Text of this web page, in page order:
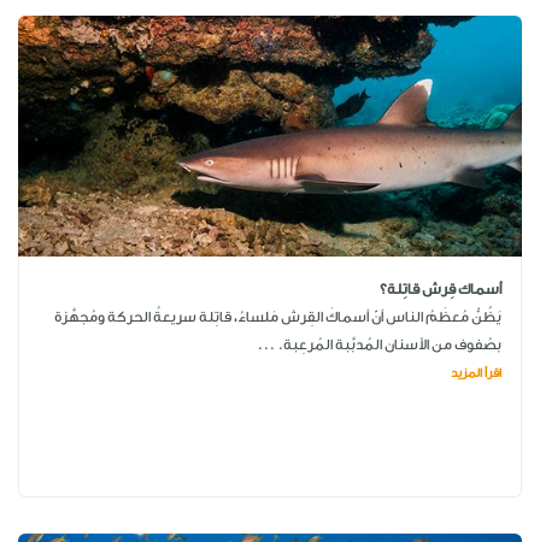
أسماك قِرش قاتِلة؟
يَظُنُّ مُعظَمُ الناس أنّ أسماكَ القِرش مَلساءُ، قاتِلة سريعةُ الحركة ومُجهَّزة
بصُفوف من الأسنان المُدبَّبة المُرعِبة. ...
اقرأ المزيد